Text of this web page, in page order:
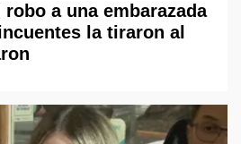
a una embarazada
la tiraron al